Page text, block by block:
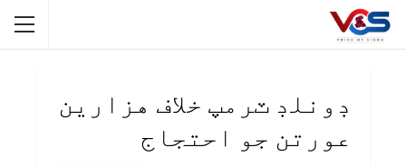
ڊونلڊ ٽرمپ خلاف هزارين
عورتن جو احتجاج